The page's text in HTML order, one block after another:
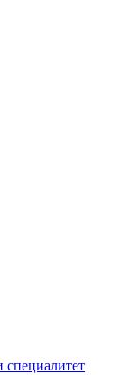
специалитет